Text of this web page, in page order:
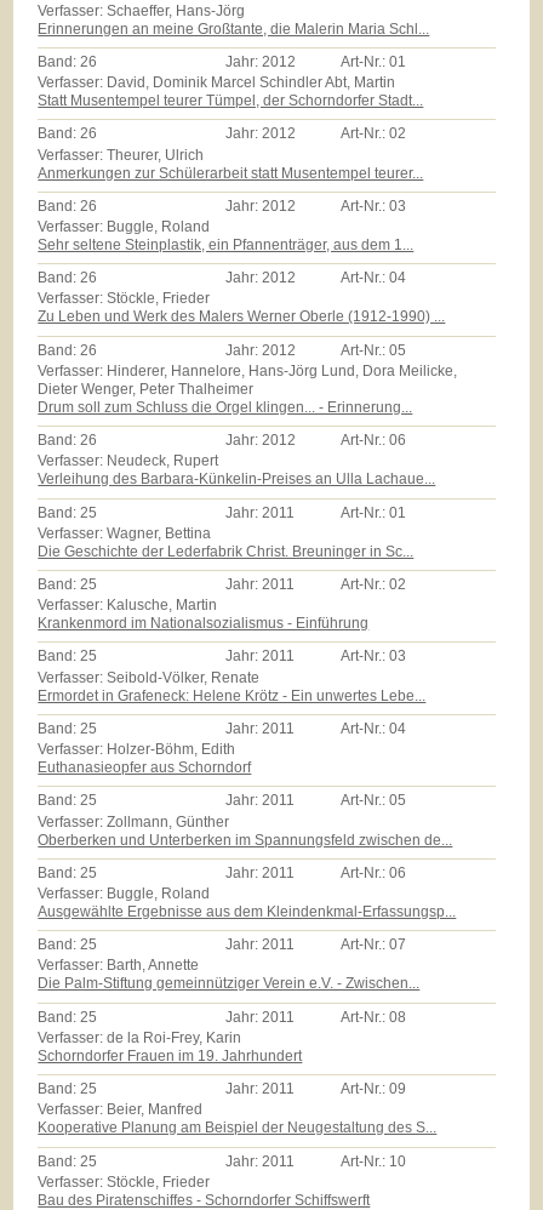
Verfasser: Schaeffer, Hans-Jörg
Erinnerungen an meine Großtante, die Malerin Maria Schl...
Band:26 Jahr:2012 Art-Nr.:01
Verfasser: David, Dominik Marcel Schindler Abt, Martin
Statt Musentempel teurer Tümpel, der Schorndorfer Stadt...
Band:26 Jahr:2012 Art-Nr.:02
Verfasser: Theurer, Ulrich
Anmerkungen zur Schülerarbeit statt Musentempel teurer...
Band:26 Jahr:2012 Art-Nr.:03
Verfasser: Buggle, Roland
Sehr seltene Steinplastik, ein Pfannenträger, aus dem 1...
Band:26 Jahr:2012 Art-Nr.:04
Verfasser: Stöckle, Frieder
Zu Leben und Werk des Malers Werner Oberle (1912-1990) ...
Band: 26 Jahr: 2012 Art-Nr.:05
Verfasser: Hinderer, Hannelore, Hans-Jörg Lund, Dora Meilicke,
Dieter Wenger, Peter Thalheimer
Drum soll zum Schluss die Orgel klingen... - Erinnerung...
Band:26 Jahr:2012 Art-Nr.:06
Verfasser: Neudeck, Rupert
Verleihung des Barbara-Künkelin-Preises an Ulla Lachaue...
Band: 25 Jahr: 2011 Art-Nr.:01
Verfasser: Wagner, Bettina
Die Geschichte der Lederfabrik Christ. Breuninger in Sc...
Band:25 Jahr:2011 Art-Nr.:02
Verfasser: Kalusche, Martin
Krankenmord im Nationalsozialismus - Einführung
Band:25 Jahr:2011 Art-Nr.:03
Verfasser: Seibold-Völker, Renate
Ermordet in Grafeneck: Helene Krötz - Ein unwertes Lebe...
Band:25 Jahr:2011 Art-Nr.:04
Verfasser: Holzer-Böhm, Edith
Euthanasieopfer aus Schorndorf
Band:25 Jahr:2011 Art-Nr.:05
Verfasser: Zollmann, Günther
Oberberken und Unterberken im Spannungsfeld zwischen de...
Band: 25 Jahr: 2011 Art-Nr.:06
Verfasser: Buggle, Roland
Ausgewählte Ergebnisse aus dem Kleindenkmal-Erfassungsp...
Band:25 Jahr:2011 Art-Nr.:07
Verfasser: Barth, Annette
Die Palm-Stiftung gemeinnütziger Verein e.V. - Zwischen...
Band: 25 Jahr: 2011 Art-Nr.:08
Verfasser: de la Roi-Frey, Karin
Schorndorfer Frauen im 19. Jahrhundert
Band:25 Jahr:2011 Art-Nr.:09
Verfasser: Beier, Manfred
Kooperative Planung am Beispiel der Neugestaltung des S...
Band: 25 Jahr: 2011 Art-Nr.: 10
Verfasser: Stöckle, Frieder
Bau des Piratenschiffes - Schorndorfer Schiffswerft